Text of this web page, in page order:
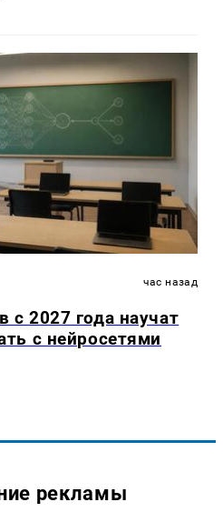
час назад
с 2027 года научат
с нейросетями
рекламы